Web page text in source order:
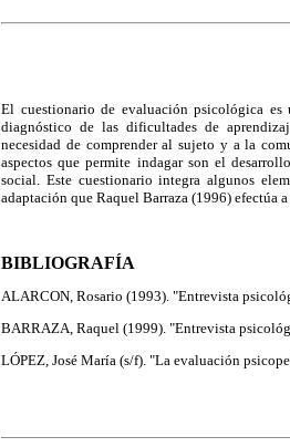
El cuestionario de evaluación psicológica
diagnóstico de las dificultades de
necesidad de comprender al sujeto y a la
aspectos que permite indagar son el
social. Este cuestionario integra algunos
adaptación que Raquel Barraza (1996) efectúa
BIBLIOGRAFÍA
ALARCON, Rosario (1993). "Entrevista
BARRAZA, Raquel (1999). "Entrevista
LÓPEZ, José María (s/f). "La evaluación